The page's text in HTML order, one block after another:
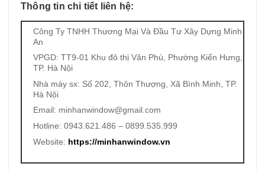
Thông tin chi tiết liên hệ:
Công Ty TNHH Thương Mại Và Đầu Tư Xây Dựng Minh
An
VPGD: TT9-01 Khu đô thị Văn Phú, Phường Kiến Hưng,
TP. Hà Nội
Nhà máy sx: Số 202, Thôn Thượng, Xã Bình Minh, TP.
Hà Nội
Email: minhanwindow@gmail.com
Hotline: 0943.621.486 – 0899.535.999
Website: https://minhanwindow.vn